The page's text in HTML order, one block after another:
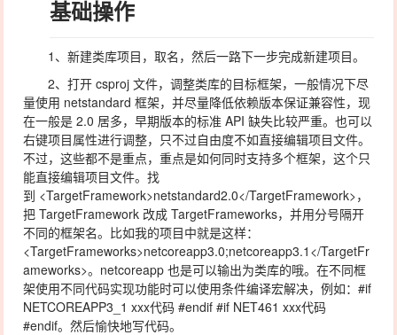
基础操作
1、新建类库项目，取名，然后一路下一步完成新建项目。
2、打开 csproj 文件，调整类库的目标框架，一般情况下尽
量使用 netstandard 框架，并尽量降低依赖版本保证兼容性，现
在一般是 2.0 居多，早期版本的标准 API 缺失比较严重。也可以
右键项目属性进行调整，只不过自由度不如直接编辑项目文件。
不过，这些都不是重点，重点是如何同时支持多个框架，这个只
能直接编辑项目文件。找
到 <TargetFramework>netstandard2.0</TargetFramework>，
把 TargetFramework 改成 TargetFrameworks，并用分号隔开
不同的框架名。比如我的项目中就是这样：
<TargetFrameworks>netcoreapp3.0;netcoreapp3.1</TargetFr
ameworks>。netcoreapp 也是可以输出为类库的哦。在不同框
架使用不同代码实现功能时可以使用条件编译宏解决，例如：#if
NETCOREAPP3_1 xxx代码 #endif #if NET461 xxx代码
#endif。然后愉快地写代码。